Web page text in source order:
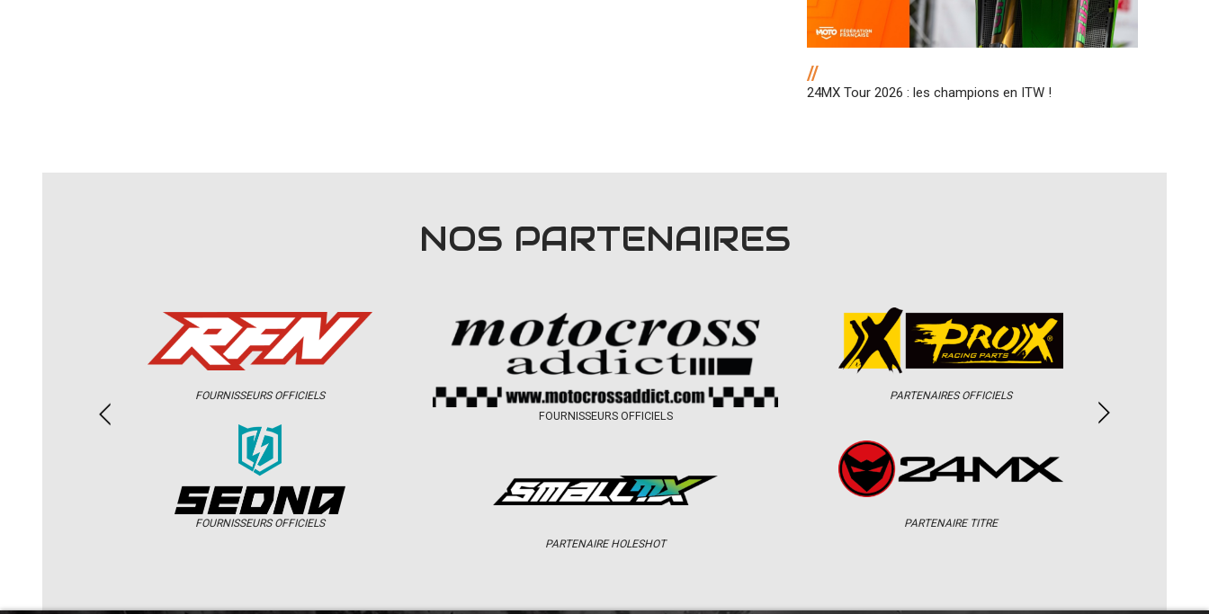
//
24MX Tour 2026 : les champions en ITW !
NOS PARTENAIRES
FOURNISSEURS OFFICIELS
FOURNISSEURS OFFICIELS
FOURNISSEURS OFFICIELS
PARTENAIRE HOLESHOT
PARTENAIRES OFFICIELS
PARTENAIRE TITRE